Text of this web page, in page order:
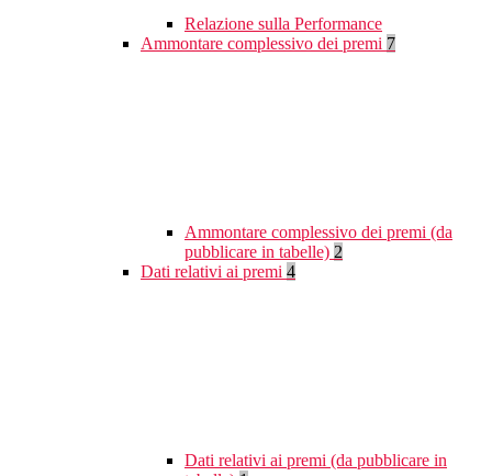
Relazione sulla Performance
Ammontare complessivo dei premi 7
Ammontare complessivo dei premi (da
pubblicare in tabelle) 2
Dati relativi ai premi 4
Dati relativi ai premi (da pubblicare in